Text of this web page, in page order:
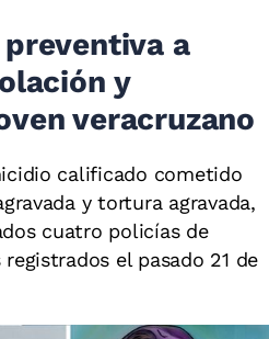
a
y
veracruzano
calificado cometido
y tortura agravada,
cuatro policías de
el pasado 21 de